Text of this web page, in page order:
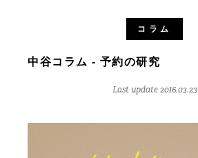
コラム
中谷コラム - 予約の研究
Last update 2016.03.23